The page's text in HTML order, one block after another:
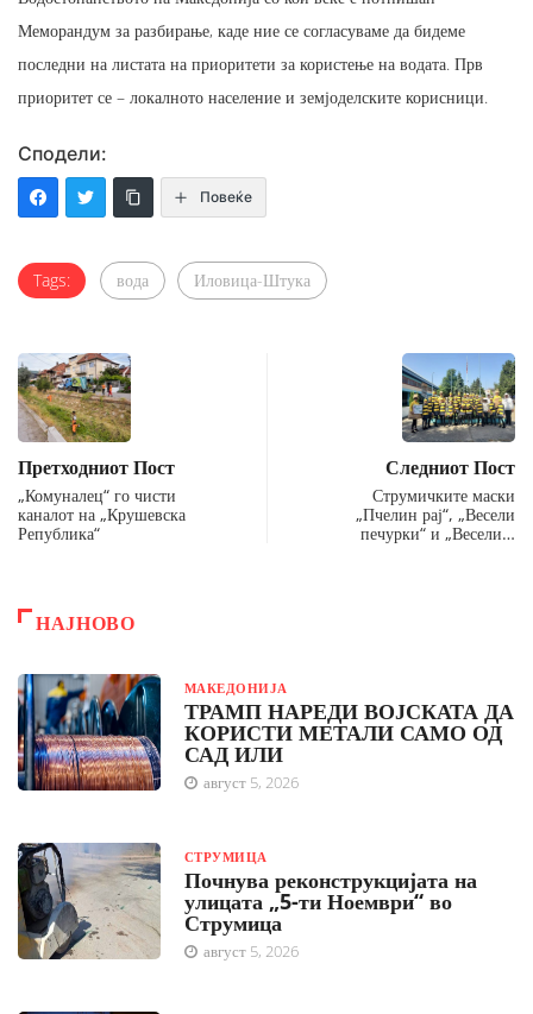
Меморандум за разбирање, каде ние се согласуваме да бидеме
последни на листата на приоритети за користење на водата. Прв
приоритет се – локалното население и земјоделските корисници.
Сподели:
Повеќе
Tags: вода Иловица-Штука
Претходниот Пост
„Комуналец“ го чисти
каналот на „Крушевска
Република“
Следниот Пост
Струмичките маски
„Пчелин рај“, „Весели
печурки“ и „Весели…
НАЈНОВО
МАКЕДОНИЈА
ТРАМП НАРЕДИ ВОЈСКАТА ДА
КОРИСТИ МЕТАЛИ САМО ОД
САД ИЛИ
август 5, 2026
СТРУМИЦА
Почнува реконструкцијата на
улицата „5-ти Ноември“ во
Струмица
август 5, 2026